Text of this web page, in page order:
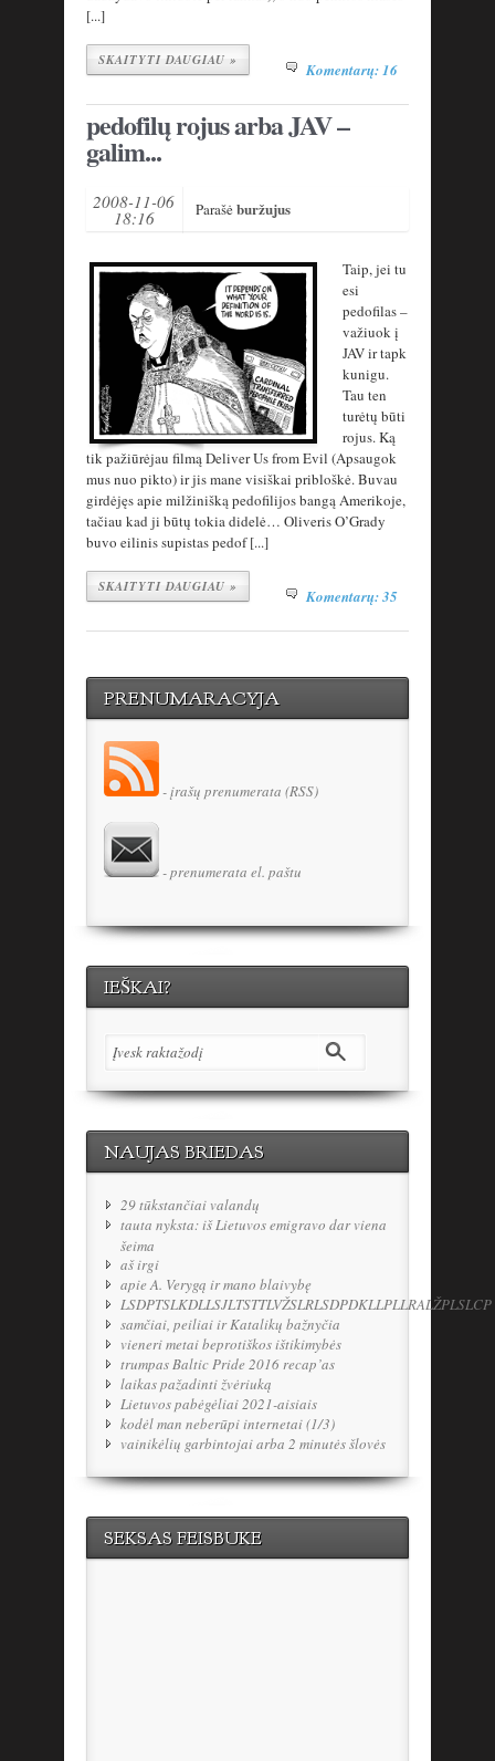
[...]
SKAITYTI DAUGIAU » Komentarų: 16
pedofilų rojus arba JAV –
galim...
2008-11-06
18:16 Parašėburžujus
Taip, jei tu
esi
pedofilas –
važiuok į
JAV ir tapk
kunigu.
Tau ten
turėtų būti
rojus. Ką
tik pažiūrėjau filmą Deliver Us from Evil (Apsaugok
mus nuo pikto) ir jis mane visiškai pribloškė. Buvau
girdėjęs apie milžinišką pedofilijos bangą Amerikoje,
tačiau kad ji būtų tokia didelė… Oliveris O’Grady
buvo eilinis supistas pedof [...]
SKAITYTI DAUGIAU » Komentarų: 35
PRENUMARACYJA
- įrašų prenumerata (RSS)
- prenumerata el. paštu
IEŠKAI?
NAUJAS BRIEDAS
29 tūkstančiai valandų
tauta nyksta: iš Lietuvos emigravo dar viena
šeima
aš irgi
apie A. Verygą ir mano blaivybę
LSDPTSLKDLLSJLTSTTLVŽSLRLSDPDKLLPLLRALŽPLSLCP
samčiai, peiliai ir Katalikų bažnyčia
vieneri metai beprotiškos ištikimybės
trumpas Baltic Pride 2016 recap’as
laikas pažadinti žvėriuką
Lietuvos pabėgėliai 2021-aisiais
kodėl man neberūpi internetai (1/3)
vainikėlių garbintojai arba 2 minutės šlovės
SEKSAS FEISBUKE